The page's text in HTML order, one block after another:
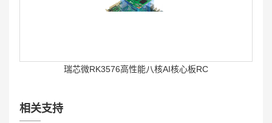
瑞芯微RK3576高性能八核AI核心板RC
相关支持